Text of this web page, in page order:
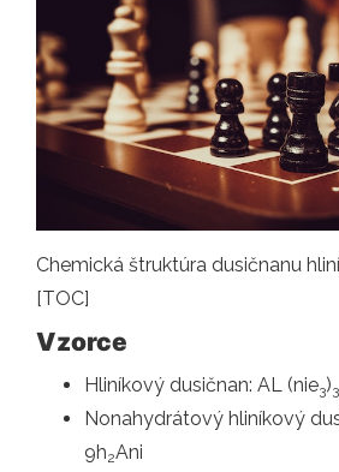
Chemická štruktúra dusičnanu
[TOC]
Vzorce
Hliníkový dusičnan: AL (nie3)3
Nonahydrátový hliníkový
9h2Ani